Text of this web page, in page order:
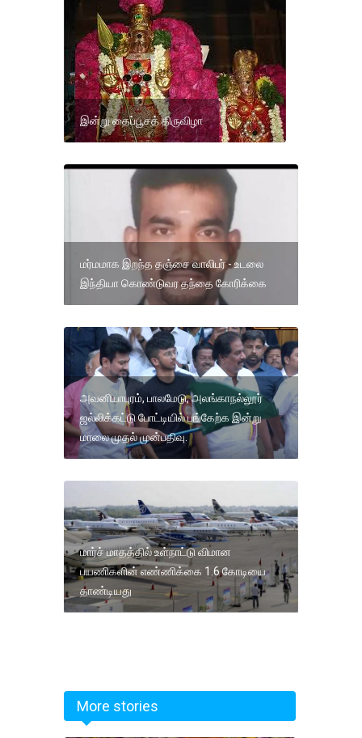
இன்று தைப்பூசத் திருவிழா
மர்மமாக இறந்த தஞ்சை வாலிபர் - உடலை
இந்தியா கொண்டுவர தந்தை கோரிக்கை
அவனியாபுரம், பாலமேடு, அலங்காநல்லூர்
ஜல்லிக்கட்டு போட்டியில் பங்கேற்க இன்று
மாலை முதல் முன்பதிவு.
மார்ச் மாதத்தில் உள்நாட்டு விமான
பயணிகளின் எண்ணிக்கை 1.6 கோடியை
தாண்டியது
More stories